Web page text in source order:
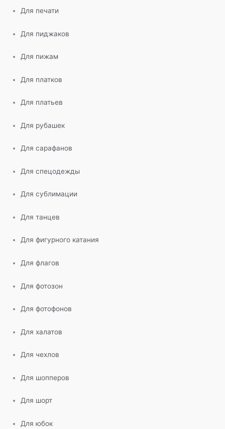
Для печати
Для пиджаков
Для пижам
Для платков
Для платьев
Для рубашек
Для сарафанов
Для спецодежды
Для сублимации
Для танцев
Для фигурного катания
Для флагов
Для фотозон
Для фотофонов
Для халатов
Для чехлов
Для шопперов
Для шорт
Для юбок